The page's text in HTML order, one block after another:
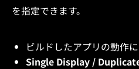
を指定できます。
ビルドしたアプリの動作
Single Display /